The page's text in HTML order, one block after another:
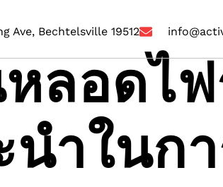
Ave, Bechtelsville 19512
ลอดไ
ำในก